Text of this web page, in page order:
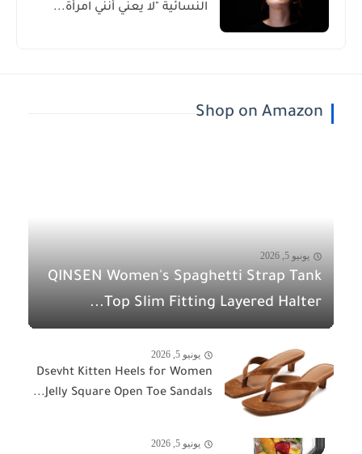
النسائية "لا يعني أنني امرأة...
Shop on Amazon
يونيو 5, 2026
QINSEN Women's Spaghetti Strap Tank
Top Slim Fitting Layered Halter...
يونيو 5, 2026
Dsevht Kitten Heels for Women
Jelly Square Open Toe Sandals...
يونيو 5, 2026